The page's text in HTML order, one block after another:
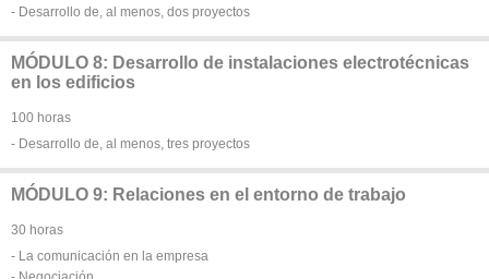
- Desarrollo de, al menos, dos proyectos
MÓDULO 8: Desarrollo de instalaciones electrotécnicas
en los edificios
100 horas
- Desarrollo de, al menos, tres proyectos
MÓDULO 9: Relaciones en el entorno de trabajo
30 horas
- La comunicación en la empresa